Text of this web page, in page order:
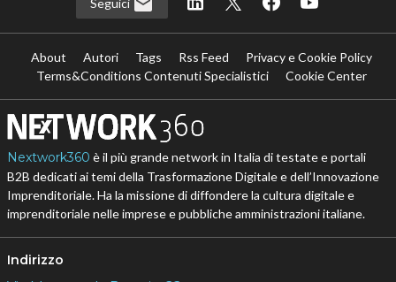
About Autori Tags Rss Feed
Privacy e Cookie Policy
Terms&Conditions Contenuti Specialistici
Cookie Center
Nextwork360 è il più grande network in Italia di testate e portali
B2B dedicati ai temi della Trasformazione Digitale e dell’Innovazione
Imprenditoriale. Ha la missione di diffondere la cultura digitale e
imprenditoriale nelle imprese e pubbliche amministrazioni italiane.
Indirizzo